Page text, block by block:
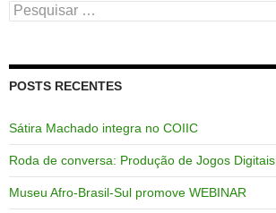
Pesquisar
por:
POSTS RECENTES
Sátira Machado integra no COIIC
Roda de conversa: Produção de Jogos Digitais
Museu Afro-Brasil-Sul promove WEBINAR